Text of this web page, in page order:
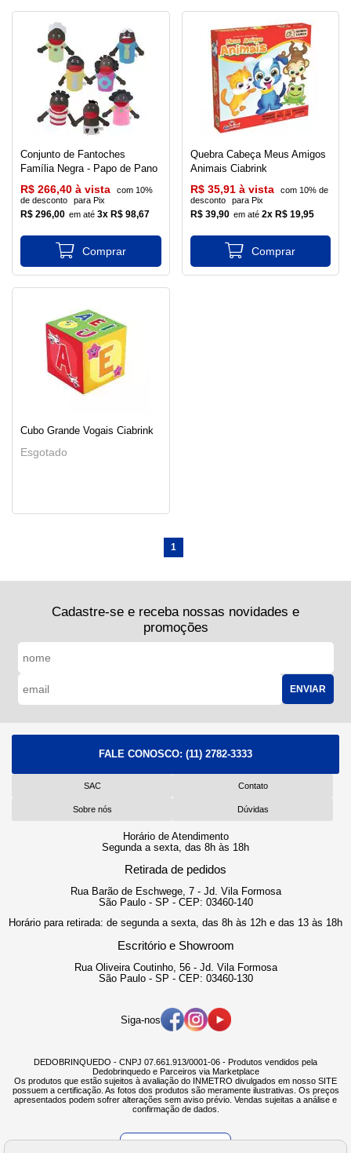
Conjunto de Fantoches
Família Negra - Papo de Pano
R$ 296,00 3x R$ 98,67
R$ 266,40 à vista
com 10%
de desconto
para Pix
Quebra Cabeça Meus Amigos
Animais Ciabrink
R$ 39,90 2x R$ 19,95
R$ 35,91 à vista
com 10% de
desconto
para Pix
Cubo Grande Vogais Ciabrink
Esgotado
1
Cadastre-se e receba nossas novidades e
promoções
ENVIAR
FALE CONOSCO: (11) 2782-3333
SAC Contato
Sobre nós Dúvidas
Horário de Atendimento
Segunda a sexta, das 8h às 18h
Retirada de pedidos
Rua Barão de Eschwege, 7 - Jd. Vila Formosa
São Paulo - SP - CEP: 03460-140
Horário para retirada: de segunda a sexta, das 8h às 12h e das 13 às 18h
Escritório e Showroom
Rua Oliveira Coutinho, 56 - Jd. Vila Formosa
São Paulo - SP - CEP: 03460-130
Siga-nos
DEDOBRINQUEDO - CNPJ 07.661.913/0001-06 - Produtos vendidos pela
Dedobrinquedo e Parceiros via Marketplace
Os produtos que estão sujeitos à avaliação do INMETRO divulgados em nosso SITE
possuem a certificação. As fotos dos produtos são meramente ilustrativas. Os preços
apresentados podem sofrer alterações sem aviso prévio. Vendas sujeitas a análise e
confirmação de dados.